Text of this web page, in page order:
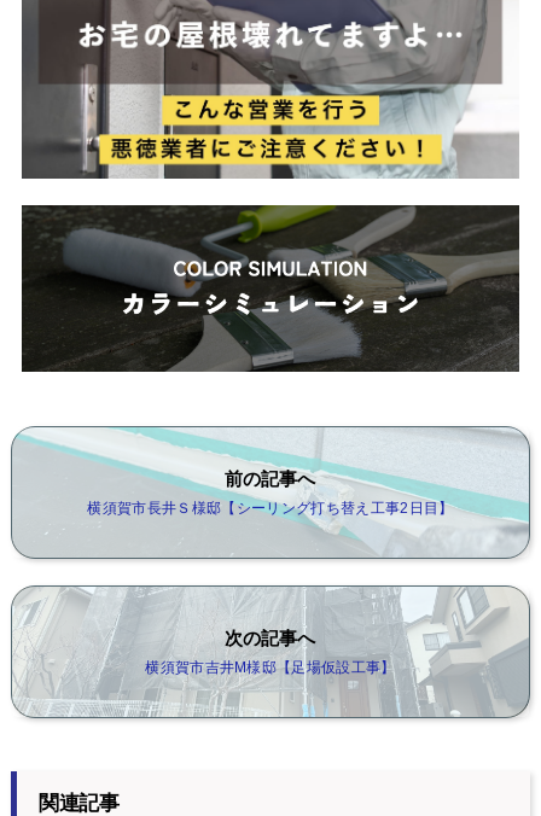
前の記事へ
横須賀市長井Ｓ様邸【シーリング打ち替え工事2日目】
次の記事へ
横須賀市吉井M様邸【足場仮設工事】
関連記事